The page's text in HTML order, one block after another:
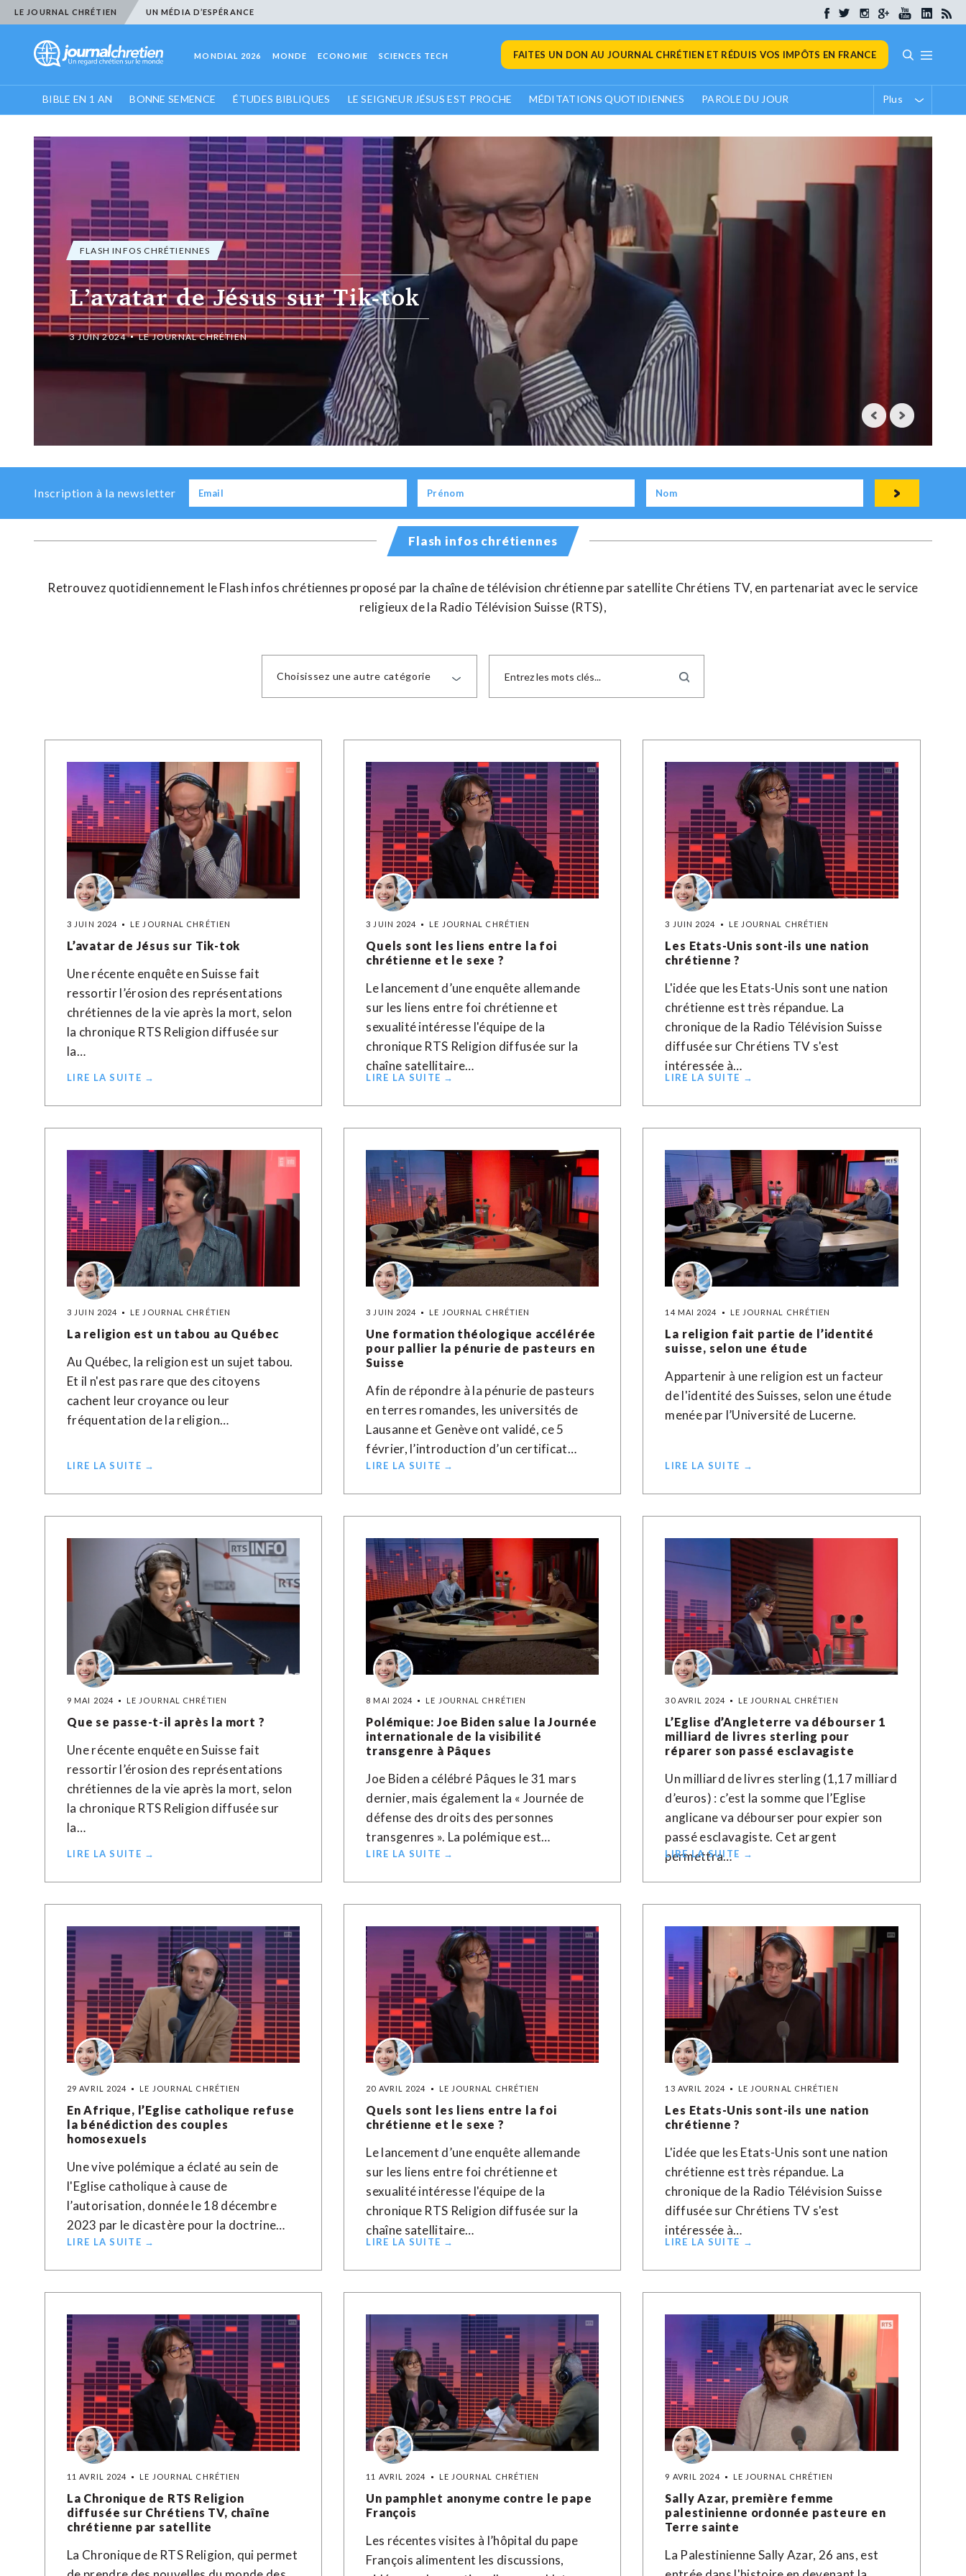
LE JOURNAL CHRÉTIEN UN MÉDIA D’ESPÉRANCE
MONDIAL 2026 MONDE ECONOMIE SCIENCES TECH FAITES UN DON AU JOURNAL CHRÉTIEN ET RÉDUIS VOS IMPÔTS EN FRANCE
BIBLE EN 1 AN BONNE SEMENCE ÉTUDES BIBLIQUES LE SEIGNEUR JÉSUS EST PROCHE MÉDITATIONS QUOTIDIENNES PAROLE DU JOUR Plus
FLASH INFOS CHRÉTIENNES
L’avatar de Jésus sur Tik-tok
3 JUIN 2024 LE JOURNAL CHRÉTIEN
Inscription à la newsletter
Flash infos chrétiennes
Retrouvez quotidiennement le Flash infos chrétiennes proposé par la chaîne de télévision chrétienne par satellite Chrétiens TV, en partenariat avec le service
religieux de la Radio Télévision Suisse (RTS),
Choisissez une autre catégorie
3 JUIN 2024 LE JOURNAL CHRÉTIEN
L’avatar de Jésus sur Tik-tok
Une récente enquête en Suisse fait
ressortir l’érosion des représentations
chrétiennes de la vie après la mort, selon
la chronique RTS Religion diffusée sur
la…
LIRE LA SUITE →
3 JUIN 2024 LE JOURNAL CHRÉTIEN
Quels sont les liens entre la foi
chrétienne et le sexe ?
Le lancement d’une enquête allemande
sur les liens entre foi chrétienne et
sexualité intéresse l'équipe de la
chronique RTS Religion diffusée sur la
chaîne satellitaire…
LIRE LA SUITE →
3 JUIN 2024 LE JOURNAL CHRÉTIEN
Les Etats-Unis sont-ils une nation
chrétienne ?
L'idée que les Etats-Unis sont une nation
chrétienne est très répandue. La
chronique de la Radio Télévision Suisse
diffusée sur Chrétiens TV s'est
intéressée à…
LIRE LA SUITE →
3 JUIN 2024 LE JOURNAL CHRÉTIEN
La religion est un tabou au Québec
Au Québec, la religion est un sujet tabou.
Et il n'est pas rare que des citoyens
cachent leur croyance ou leur
fréquentation de la religion…
LIRE LA SUITE →
3 JUIN 2024 LE JOURNAL CHRÉTIEN
Une formation théologique accélérée
pour pallier la pénurie de pasteurs en
Suisse
Afin de répondre à la pénurie de pasteurs
en terres romandes, les universités de
Lausanne et Genève ont validé, ce 5
février, l’introduction d’un certificat…
LIRE LA SUITE →
14 MAI 2024 LE JOURNAL CHRÉTIEN
La religion fait partie de l’identité
suisse, selon une étude
Appartenir à une religion est un facteur
de l'identité des Suisses, selon une étude
menée par l’Université de Lucerne.
LIRE LA SUITE →
9 MAI 2024 LE JOURNAL CHRÉTIEN
Que se passe-t-il après la mort ?
Une récente enquête en Suisse fait
ressortir l’érosion des représentations
chrétiennes de la vie après la mort, selon
la chronique RTS Religion diffusée sur
la…
LIRE LA SUITE →
8 MAI 2024 LE JOURNAL CHRÉTIEN
Polémique: Joe Biden salue la Journée
internationale de la visibilité
transgenre à Pâques
Joe Biden a célébré Pâques le 31 mars
dernier, mais également la « Journée de
défense des droits des personnes
transgenres ». La polémique est…
LIRE LA SUITE →
30 AVRIL 2024 LE JOURNAL CHRÉTIEN
L’Eglise d’Angleterre va débourser 1
milliard de livres sterling pour
réparer son passé esclavagiste
Un milliard de livres sterling (1,17 milliard
d’euros) : c’est la somme que l’Eglise
anglicane va débourser pour expier son
passé esclavagiste. Cet argent
permettra…
LIRE LA SUITE →
29 AVRIL 2024 LE JOURNAL CHRÉTIEN
En Afrique, l’Eglise catholique refuse
la bénédiction des couples
homosexuels
Une vive polémique a éclaté au sein de
l'Eglise catholique à cause de
l’autorisation, donnée le 18 décembre
2023 par le dicastère pour la doctrine…
LIRE LA SUITE →
20 AVRIL 2024 LE JOURNAL CHRÉTIEN
Quels sont les liens entre la foi
chrétienne et le sexe ?
Le lancement d’une enquête allemande
sur les liens entre foi chrétienne et
sexualité intéresse l'équipe de la
chronique RTS Religion diffusée sur la
chaîne satellitaire…
LIRE LA SUITE →
13 AVRIL 2024 LE JOURNAL CHRÉTIEN
Les Etats-Unis sont-ils une nation
chrétienne ?
L'idée que les Etats-Unis sont une nation
chrétienne est très répandue. La
chronique de la Radio Télévision Suisse
diffusée sur Chrétiens TV s'est
intéressée à…
LIRE LA SUITE →
11 AVRIL 2024 LE JOURNAL CHRÉTIEN
La Chronique de RTS Religion
diffusée sur Chrétiens TV, chaîne
chrétienne par satellite
La Chronique de RTS Religion, qui permet
11 AVRIL 2024 LE JOURNAL CHRÉTIEN
Un pamphlet anonyme contre le pape
François
Les récentes visites à l’hôpital du pape
François alimentent les discussions,
9 AVRIL 2024 LE JOURNAL CHRÉTIEN
Sally Azar, première femme
palestinienne ordonnée pasteure en
Terre sainte
La Palestinienne Sally Azar, 26 ans, est